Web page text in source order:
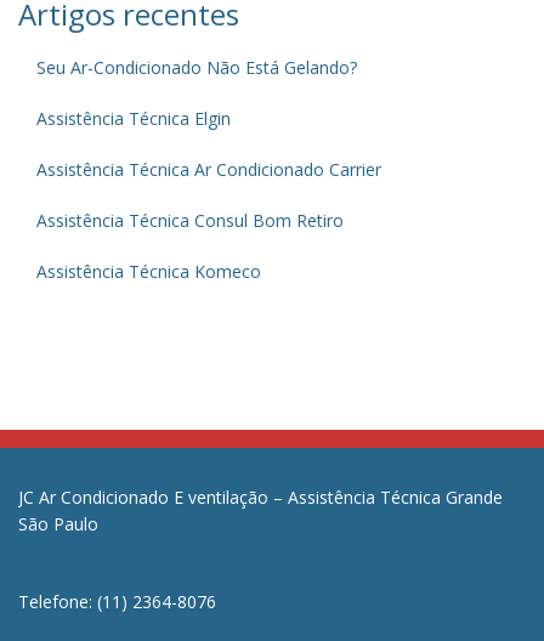
Artigos recentes
Seu Ar-Condicionado Não Está Gelando?
Assistência Técnica Elgin
Assistência Técnica Ar Condicionado Carrier
Assistência Técnica Consul Bom Retiro
Assistência Técnica Komeco
JC Ar Condicionado E ventilação – Assistência Técnica Grande
São Paulo
Telefone: (11) 2364-8076